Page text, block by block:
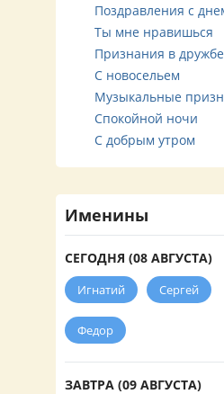
Ты мне нравишься
Признания в дружбе
С новосельем
Спокойной ночи
С добрым утром
Именины
СЕГОДНЯ (08 АВГУСТА)
Игнатий Сергей
Федор
ЗАВТРА (09 АВГУСТА)